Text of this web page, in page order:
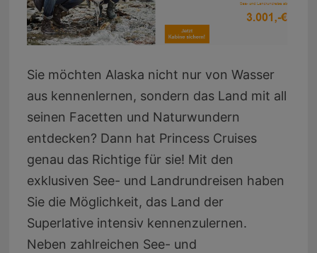
Sie möchten Alaska nicht nur von Wasser
aus kennenlernen, sondern das Land mit all
seinen Facetten und Naturwundern
entdecken? Dann hat Princess Cruises
genau das Richtige für sie! Mit den
exklusiven See- und Landrundreisen haben
Sie die Möglichkeit, das Land der
Superlative intensiv kennenzulernen.
Neben zahlreichen See- und